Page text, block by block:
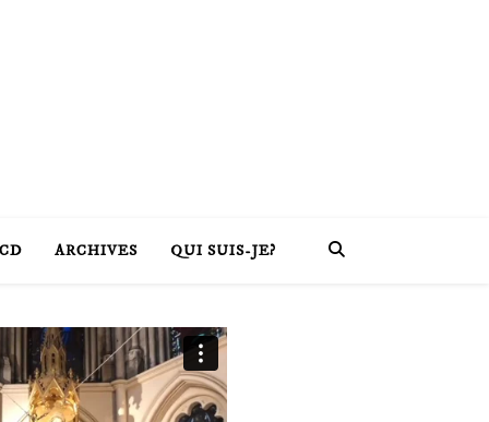
CD ARCHIVES QUI SUIS-JE?